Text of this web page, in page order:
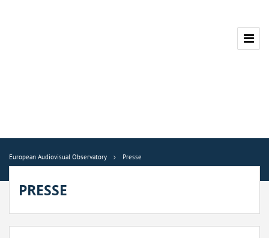
European Audiovisual Observatory Presse
PRESSE